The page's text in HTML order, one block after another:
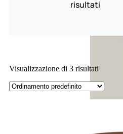
risultati
Visualizzazione di 3 risultati